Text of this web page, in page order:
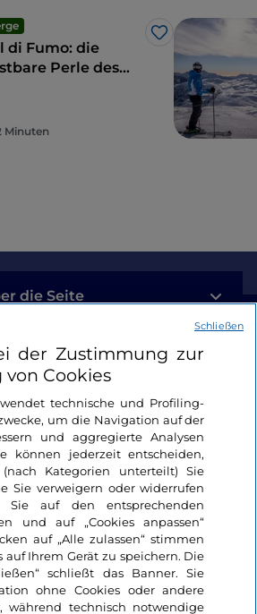
Like
di Fumo: die
Perle des
Minuten
die Seite
der Zustimmung zur
Cookies
technische und Profiling-
um die Navigation auf der
und aggregierte Analysen
können jederzeit entscheiden,
Kategorien unterteilt) Sie
Sie verweigern oder widerrufen
Sie auf den entsprechenden
und auf „Cookies anpassen“
auf „Alle zulassen“ stimmen
auf Ihrem Gerät zu speichern. Die
schließt das Banner. Sie
ohne Cookies oder andere
während technisch notwendige
Schließen